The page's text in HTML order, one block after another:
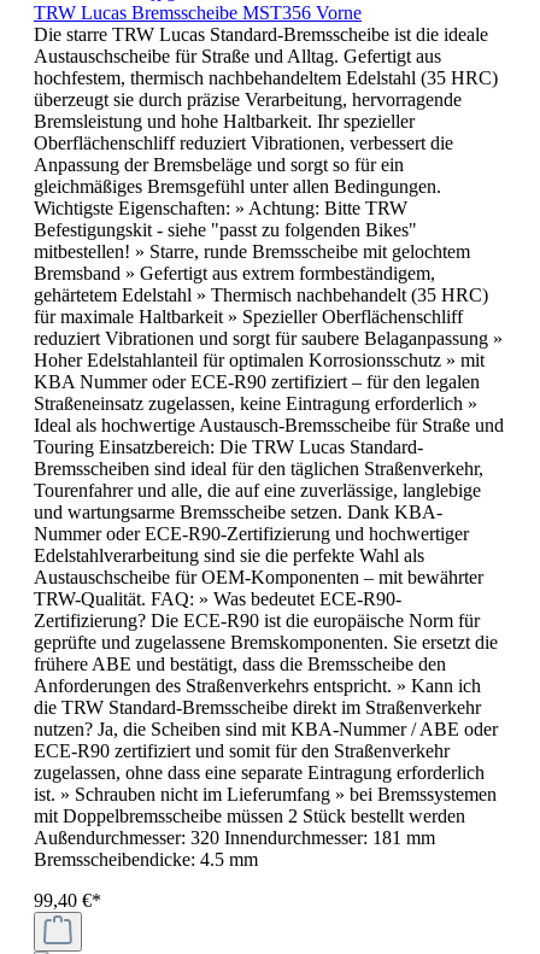
TRW Lucas Bremsscheibe MST356 Vorne
Die starre TRW Lucas Standard-Bremsscheibe ist die ideale
Austauschscheibe für Straße und Alltag. Gefertigt aus
hochfestem, thermisch nachbehandeltem Edelstahl (35 HRC)
überzeugt sie durch präzise Verarbeitung, hervorragende
Bremsleistung und hohe Haltbarkeit. Ihr spezieller
Oberflächenschliff reduziert Vibrationen, verbessert die
Anpassung der Bremsbeläge und sorgt so für ein
gleichmäßiges Bremsgefühl unter allen Bedingungen.
Wichtigste Eigenschaften: » Achtung: Bitte TRW
Befestigungskit - siehe "passt zu folgenden Bikes"
mitbestellen! » Starre, runde Bremsscheibe mit gelochtem
Bremsband » Gefertigt aus extrem formbeständigem,
gehärtetem Edelstahl » Thermisch nachbehandelt (35 HRC)
für maximale Haltbarkeit » Spezieller Oberflächenschliff
reduziert Vibrationen und sorgt für saubere Belaganpassung »
Hoher Edelstahlanteil für optimalen Korrosionsschutz » mit
KBA Nummer oder ECE-R90 zertifiziert – für den legalen
Straßeneinsatz zugelassen, keine Eintragung erforderlich »
Ideal als hochwertige Austausch-Bremsscheibe für Straße und
Touring Einsatzbereich: Die TRW Lucas Standard-
Bremsscheiben sind ideal für den täglichen Straßenverkehr,
Tourenfahrer und alle, die auf eine zuverlässige, langlebige
und wartungsarme Bremsscheibe setzen. Dank KBA-
Nummer oder ECE-R90-Zertifizierung und hochwertiger
Edelstahlverarbeitung sind sie die perfekte Wahl als
Austauschscheibe für OEM-Komponenten – mit bewährter
TRW-Qualität. FAQ: » Was bedeutet ECE-R90-
Zertifizierung? Die ECE-R90 ist die europäische Norm für
geprüfte und zugelassene Bremskomponenten. Sie ersetzt die
frühere ABE und bestätigt, dass die Bremsscheibe den
Anforderungen des Straßenverkehrs entspricht. » Kann ich
die TRW Standard-Bremsscheibe direkt im Straßenverkehr
nutzen? Ja, die Scheiben sind mit KBA-Nummer / ABE oder
ECE-R90 zertifiziert und somit für den Straßenverkehr
zugelassen, ohne dass eine separate Eintragung erforderlich
ist. » Schrauben nicht im Lieferumfang » bei Bremssystemen
mit Doppelbremsscheibe müssen 2 Stück bestellt werden
Außendurchmesser: 320 Innendurchmesser: 181 mm
Bremsscheibendicke: 4.5 mm
99,40 €*